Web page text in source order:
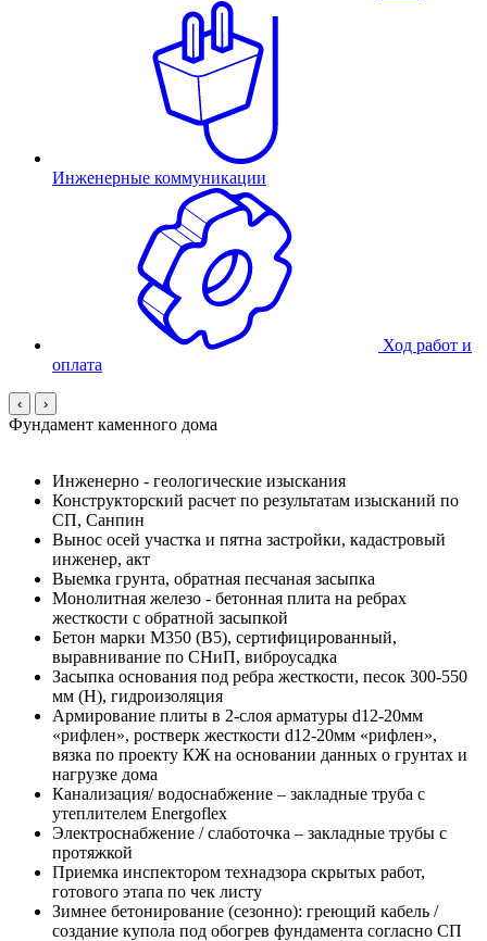
Инженерные коммуникации
Ход работ и
оплата
‹ ›
Фундамент каменного дома
Инженерно - геологические изыскания
Конструкторский расчет по результатам изысканий по
СП, Санпин
Вынос осей участка и пятна застройки, кадастровый
инженер, акт
Выемка грунта, обратная песчаная засыпка
Монолитная железо - бетонная плита на ребрах
жесткости c обратной засыпкой
Бетон марки М350 (B5), сертифицированный,
выравнивание по СНиП, виброусадка
Засыпка основания под ребра жесткости, песок 300-550
мм (H), гидроизоляция
Армирование плиты в 2-слоя арматуры d12-20мм
«рифлен», ростверк жесткости d12-20мм «рифлен»,
вязка по проекту КЖ на основании данных о грунтах и
нагрузке дома
Канализация/ водоснабжение – закладные труба с
утеплителем Energoflex
Электроснабжение / слаботочка – закладные трубы с
протяжкой
Приемка инспектором технадзора скрытых работ,
готового этапа по чек листу
Зимнее бетонирование (сезонно): греющий кабель /
создание купола под обогрев фундамента согласно СП